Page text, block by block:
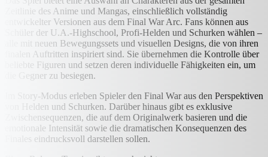
Zeitlinie des Anime und Mangas, einschließlich vollständig
entwickelter Versionen aus dem Final War Arc. Fans können aus
Schüler der U.A.-Highschool, Profi-Helden und Schurken wählen –
alle mit neuen Bewegungssets und visuellen Designs, die von ihren
finalen Auftritten inspiriert sind. Sie übernehmen die Kontrolle über
beliebte Figuren und setzen deren individuelle Fähigkeiten ein, um
die Gegner zu besiegen.
Im Story-Modus erleben Spieler den Final War aus den Perspektiven
von Helden und Schurken. Darüber hinaus gibt es exklusive
Zwischensequenzen, die auf dem Originalwerk basieren und die
emotionale Intensität sowie die dramatischen Konsequenzen des
Finales eindrucksvoll darstellen sollen.